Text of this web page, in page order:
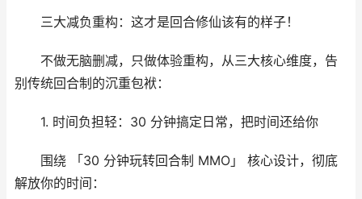
三大减负重构：这才是回合修仙该有的样子！
不做无脑删减，只做体验重构，从三大核心维度，告
别传统回合制的沉重包袱：
1. 时间负担轻：30 分钟搞定日常，把时间还给你
围绕 「30 分钟玩转回合制 MMO」 核心设计，彻底
解放你的时间：